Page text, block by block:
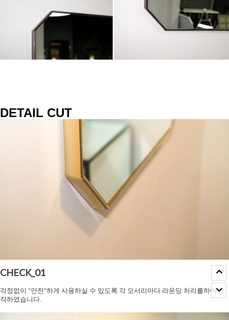
DETAIL CUT
CHECK_01
걱정없이 "안전"하게 사용하실 수 있도록 각 모서리마다 라운딩 처리를하여 제
작하였습니다.